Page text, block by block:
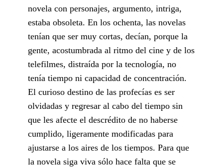
novela con personajes, argumento, intriga,
estaba obsoleta. En los ochenta, las novelas
tenían que ser muy cortas, decían, porque la
gente, acostumbrada al ritmo del cine y de los
telefilmes, distraída por la tecnología, no
tenía tiempo ni capacidad de concentración.
El curioso destino de las profecías es ser
olvidadas y regresar al cabo del tiempo sin
que les afecte el descrédito de no haberse
cumplido, ligeramente modificadas para
ajustarse a los aires de los tiempos. Para que
la novela siga viva sólo hace falta que se